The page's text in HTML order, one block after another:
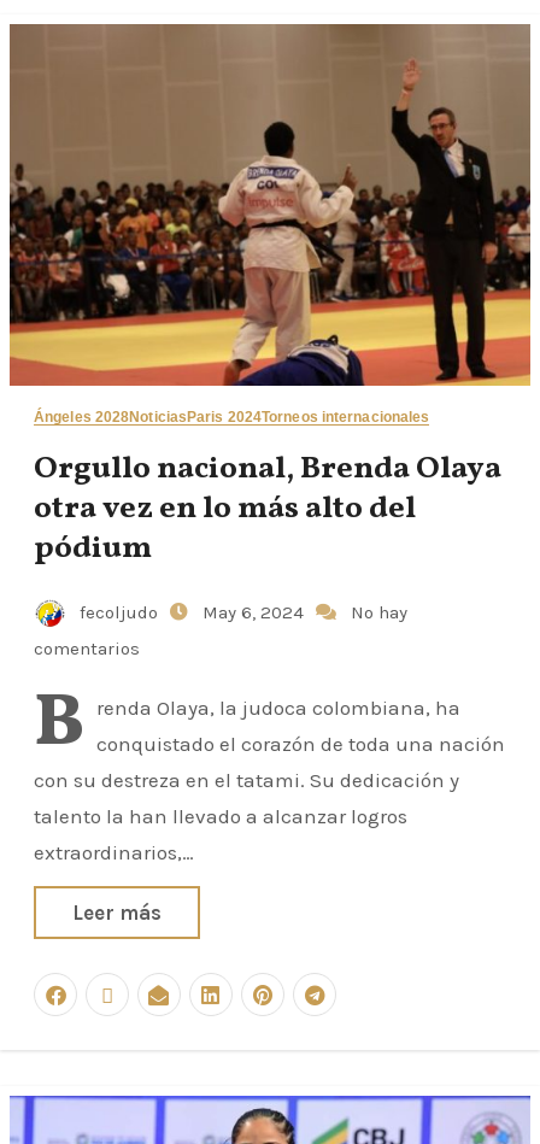
Ángeles 2028NoticiasParis 2024Torneos internacionales
Orgullo nacional, Brenda Olaya
otra vez en lo más alto del
pódium
fecoljudo May 6, 2024
No hay
comentarios
B
renda Olaya, la judoca colombiana, ha
conquistado el corazón de toda una nación
con su destreza en el tatami. Su dedicación y
talento la han llevado a alcanzar logros
extraordinarios,…
Leer más